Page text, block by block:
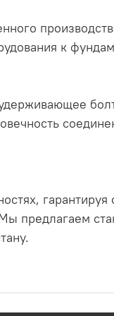
к
гарантируя
предлагаем